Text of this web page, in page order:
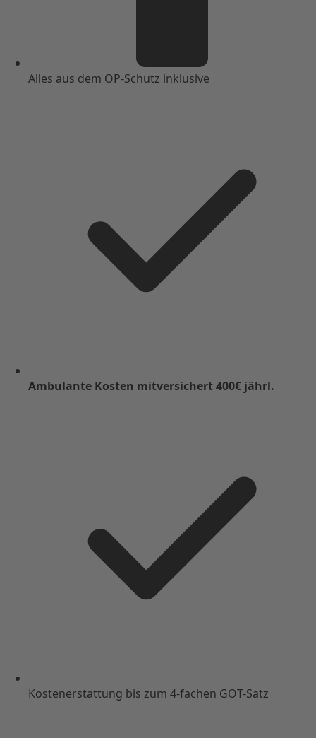
Alles aus dem OP-Schutz inklusive
Ambulante Kosten mitversichert 400€ jährl.
Kostenerstattung bis zum 4-fachen GOT-Satz